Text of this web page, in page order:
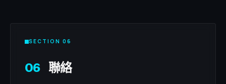
SECTION 06
06 聯絡